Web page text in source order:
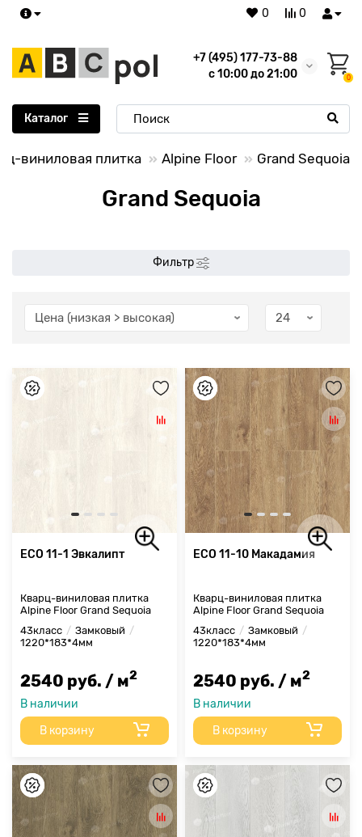
0
0
+7 (495) 177-73-88
с 10:00 до 21:00
0
Каталог
виниловая плитка Alpine Floor Grand Sequoia
Grand Sequoia
Фильтр
ECO 11-1 Эвкалипт
Кварц-виниловая плитка
Alpine Floor Grand Sequoia
43класс
Замковый
1220*183*4мм
2540 руб. / м2
В наличии
В корзину
ECO 11-10 Макадамия
Кварц-виниловая плитка
Alpine Floor Grand Sequoia
43класс
Замковый
1220*183*4мм
2540 руб. / м2
В наличии
В корзину